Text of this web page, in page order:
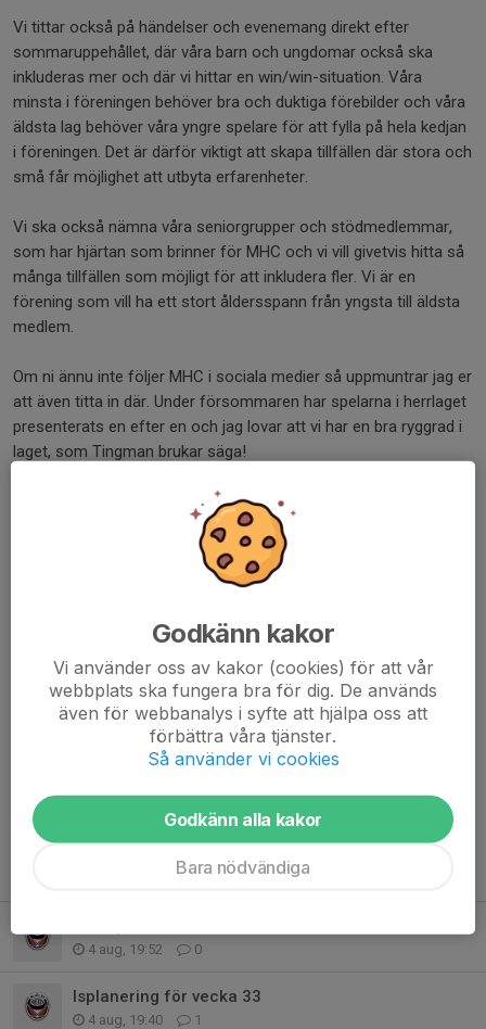
Vi tittar också på händelser och evenemang direkt efter
sommaruppehållet, där våra barn och ungdomar också ska
inkluderas mer och där vi hittar en win/win-situation. Våra
minsta i föreningen behöver bra och duktiga förebilder och våra
äldsta lag behöver våra yngre spelare för att fylla på hela kedjan
i föreningen. Det är därför viktigt att skapa tillfällen där stora och
små får möjlighet att utbyta erfarenheter.
Vi ska också nämna våra seniorgrupper och stödmedlemmar,
som har hjärtan som brinner för MHC och vi vill givetvis hitta så
många tillfällen som möjligt för att inkludera fler. Vi är en
förening som vill ha ett stort åldersspann från yngsta till äldsta
medlem.
Om ni ännu inte följer MHC i sociala medier så uppmuntrar jag er
att även titta in där. Under försommaren har spelarna i herrlaget
presenterats en efter en och jag lovar att vi har en bra ryggrad i
laget, som Tingman brukar säga!
Nu blickar vi framåt tillsammans och styrelsen börjar jobba
redan nu (i kväll) för att få ihop så bra muskler som det bara går
4 aug, 19:52 0
Isplanering för vecka 33
4 aug, 19:40 1
Godkänn kakor
Vi använder oss av kakor (cookies) för att vår
webbplats ska fungera bra för dig. De används
även för webbanalys i syfte att hjälpa oss att
förbättra våra tjänster.
Så använder vi cookies
Godkänn alla kakor
Bara nödvändiga